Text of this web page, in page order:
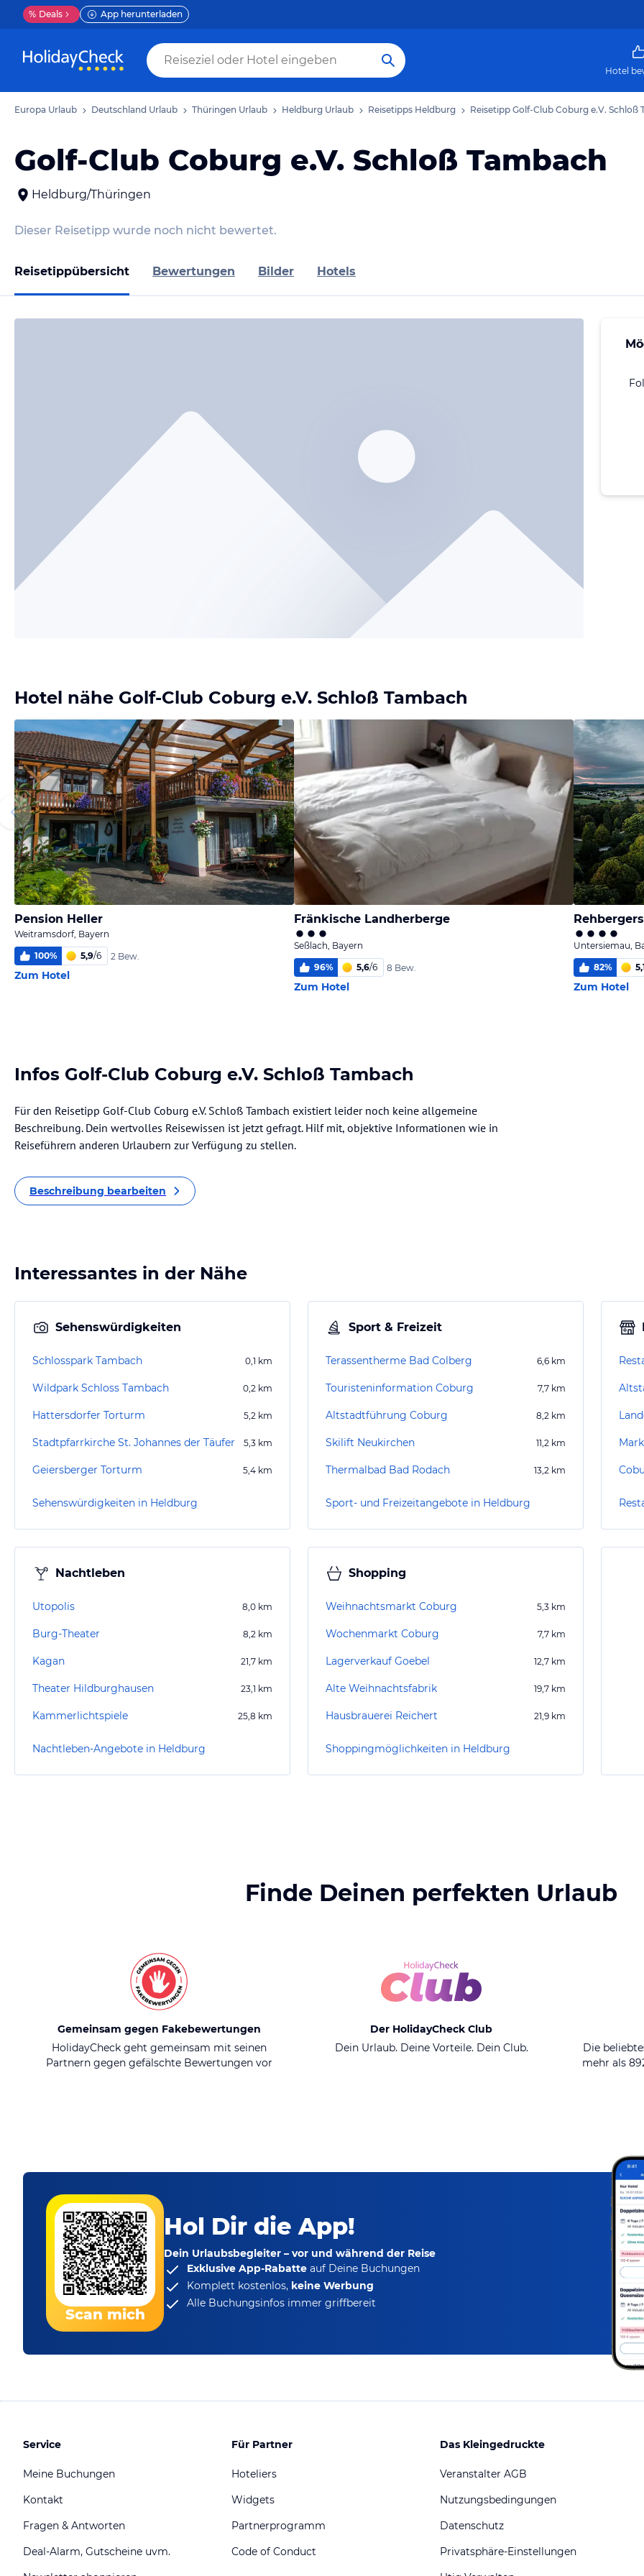
% Deals App herunterladen
Hotel
Europa Urlaub Deutschland Urlaub Thüringen Urlaub Heldburg Urlaub Reisetipps Heldburg Reisetipp Golf-Club Coburg e.V. Schloß
Golf-Club Coburg e.V. Schloß Tambach
Heldburg/Thüringen
Dieser Reisetipp wurde noch nicht bewertet.
Reisetippübersicht Bewertungen Bilder Hotels
Hotel nähe Golf-Club Coburg e.V. Schloß Tambach
Pension Heller
Weitramsdorf, Bayern
100% 5,9/6 2 Bew.
Zum Hotel
Fränkische Landherberge
Seßlach, Bayern
96% 5,6/6 8 Bew.
Zum Hotel
Untersiemau,
82%
Zum Hotel
Infos Golf-Club Coburg e.V. Schloß Tambach
Für den Reisetipp Golf-Club Coburg e.V. Schloß Tambach existiert leider noch keine allgemeine
Beschreibung. Dein wertvolles Reisewissen ist jetzt gefragt. Hilf mit, objektive Informationen wie in
Reiseführern anderen Urlaubern zur Verfügung zu stellen.
Beschreibung bearbeiten
Interessantes in der Nähe
Sehenswürdigkeiten
Schlosspark Tambach 0,1 km
Wildpark Schloss Tambach 0,2 km
Hattersdorfer Torturm 5,2 km
Stadtpfarrkirche St. Johannes der Täufer 5,3 km
Geiersberger Torturm 5,4 km
Sehenswürdigkeiten in Heldburg
Sport & Freizeit
Terassentherme Bad Colberg 6,6 km
Touristeninformation Coburg 7,7 km
Altstadtführung Coburg 8,2 km
Skilift Neukirchen 11,2 km
Thermalbad Bad Rodach 13,2 km
Sport- und Freizeitangebote in Heldburg
Nachtleben
Utopolis 8,0 km
Burg-Theater 8,2 km
Kagan 21,7 km
Theater Hildburghausen 23,1 km
Kammerlichtspiele 25,8 km
Nachtleben-Angebote in Heldburg
Shopping
Weihnachtsmarkt Coburg 5,3 km
Wochenmarkt Coburg 7,7 km
Lagerverkauf Goebel 12,7 km
Alte Weihnachtsfabrik 19,7 km
Hausbrauerei Reichert 21,9 km
Shoppingmöglichkeiten in Heldburg
Finde Deinen perfekten Urlaub
Gemeinsam gegen Fakebewertungen
HolidayCheck geht gemeinsam mit seinen
Partnern gegen gefälschte Bewertungen vor
Der HolidayCheck Club
Dein Urlaub. Deine Vorteile. Dein Club.
Die
mehr als
Scan mich
Hol Dir die App!
Dein Urlaubsbegleiter – vor und während der Reise
Exklusive App-Rabatte auf Deine Buchungen
Komplett kostenlos, keine Werbung
Alle Buchungsinfos immer griffbereit
Service
Meine Buchungen
Kontakt
Fragen & Antworten
Deal-Alarm, Gutscheine uvm.
Für Partner
Hoteliers
Widgets
Partnerprogramm
Code of Conduct
Das Kleingedruckte
Veranstalter AGB
Nutzungsbedingungen
Datenschutz
Privatsphäre-Einstellungen